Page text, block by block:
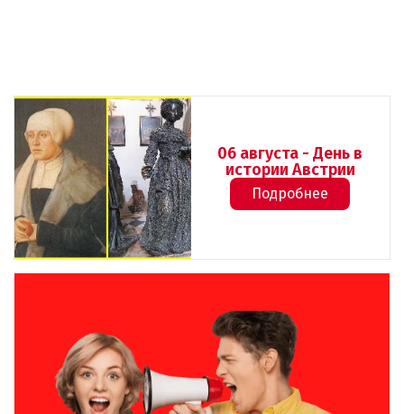
06 августа - День в
истории Австрии
Подробнее